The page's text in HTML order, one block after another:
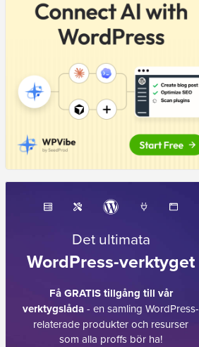
Det ultimata
WordPress-verktyget
Få GRATIS tillgång till vår
verktygslåda- en samling WordPress-
relaterade produkter och resurser
som alla proffs bör ha!